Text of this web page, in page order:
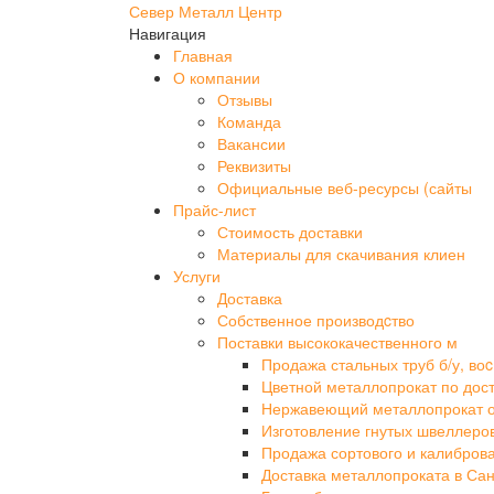
Север Металл Центр
Навигация
Главная
О компании
Отзывы
Команда
Вакансии
Реквизиты
Официальные веб-ресурсы (сайты
Прайс-лист
Стоимость доставки
Материалы для скачивания клиен
Услуги
Доставка
Собственное производcтво
Поставки высококачественного м
Продажа стальных труб б/у, воc
Цветной металлопрокат по
Нержавеющий металлопрокат
Изготовление гнутых
Продажа сортового и
Доставка металлопроката в